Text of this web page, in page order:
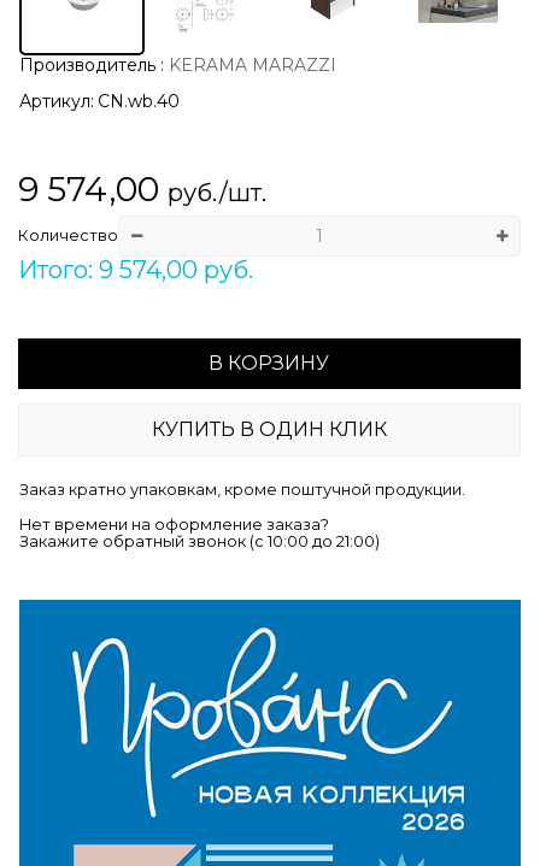
Производитель : KERAMA MARAZZI
Артикул: CN.wb.40
9 574,00 руб./шт.
Количество
Итого: 9 574,00 руб.
В КОРЗИНУ
КУПИТЬ В ОДИН КЛИК
Заказ кратно упаковкам, кроме поштучной продукции.
Нет времени на оформление заказа?
Закажите обратный звонок (c 10:00 до 21:00)